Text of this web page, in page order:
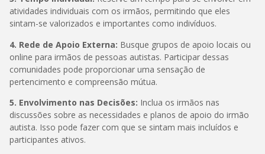
atividades individuais com os irmãos, permitindo que eles
sintam-se valorizados e importantes como indivíduos.
4. Rede de Apoio Externa: Busque grupos de apoio locais ou
online para irmãos de pessoas autistas. Participar dessas
comunidades pode proporcionar uma sensação de
pertencimento e compreensão mútua.
5. Envolvimento nas Decisões: Inclua os irmãos nas
discussões sobre as necessidades e planos de apoio do irmão
autista. Isso pode fazer com que se sintam mais incluídos e
participantes ativos.